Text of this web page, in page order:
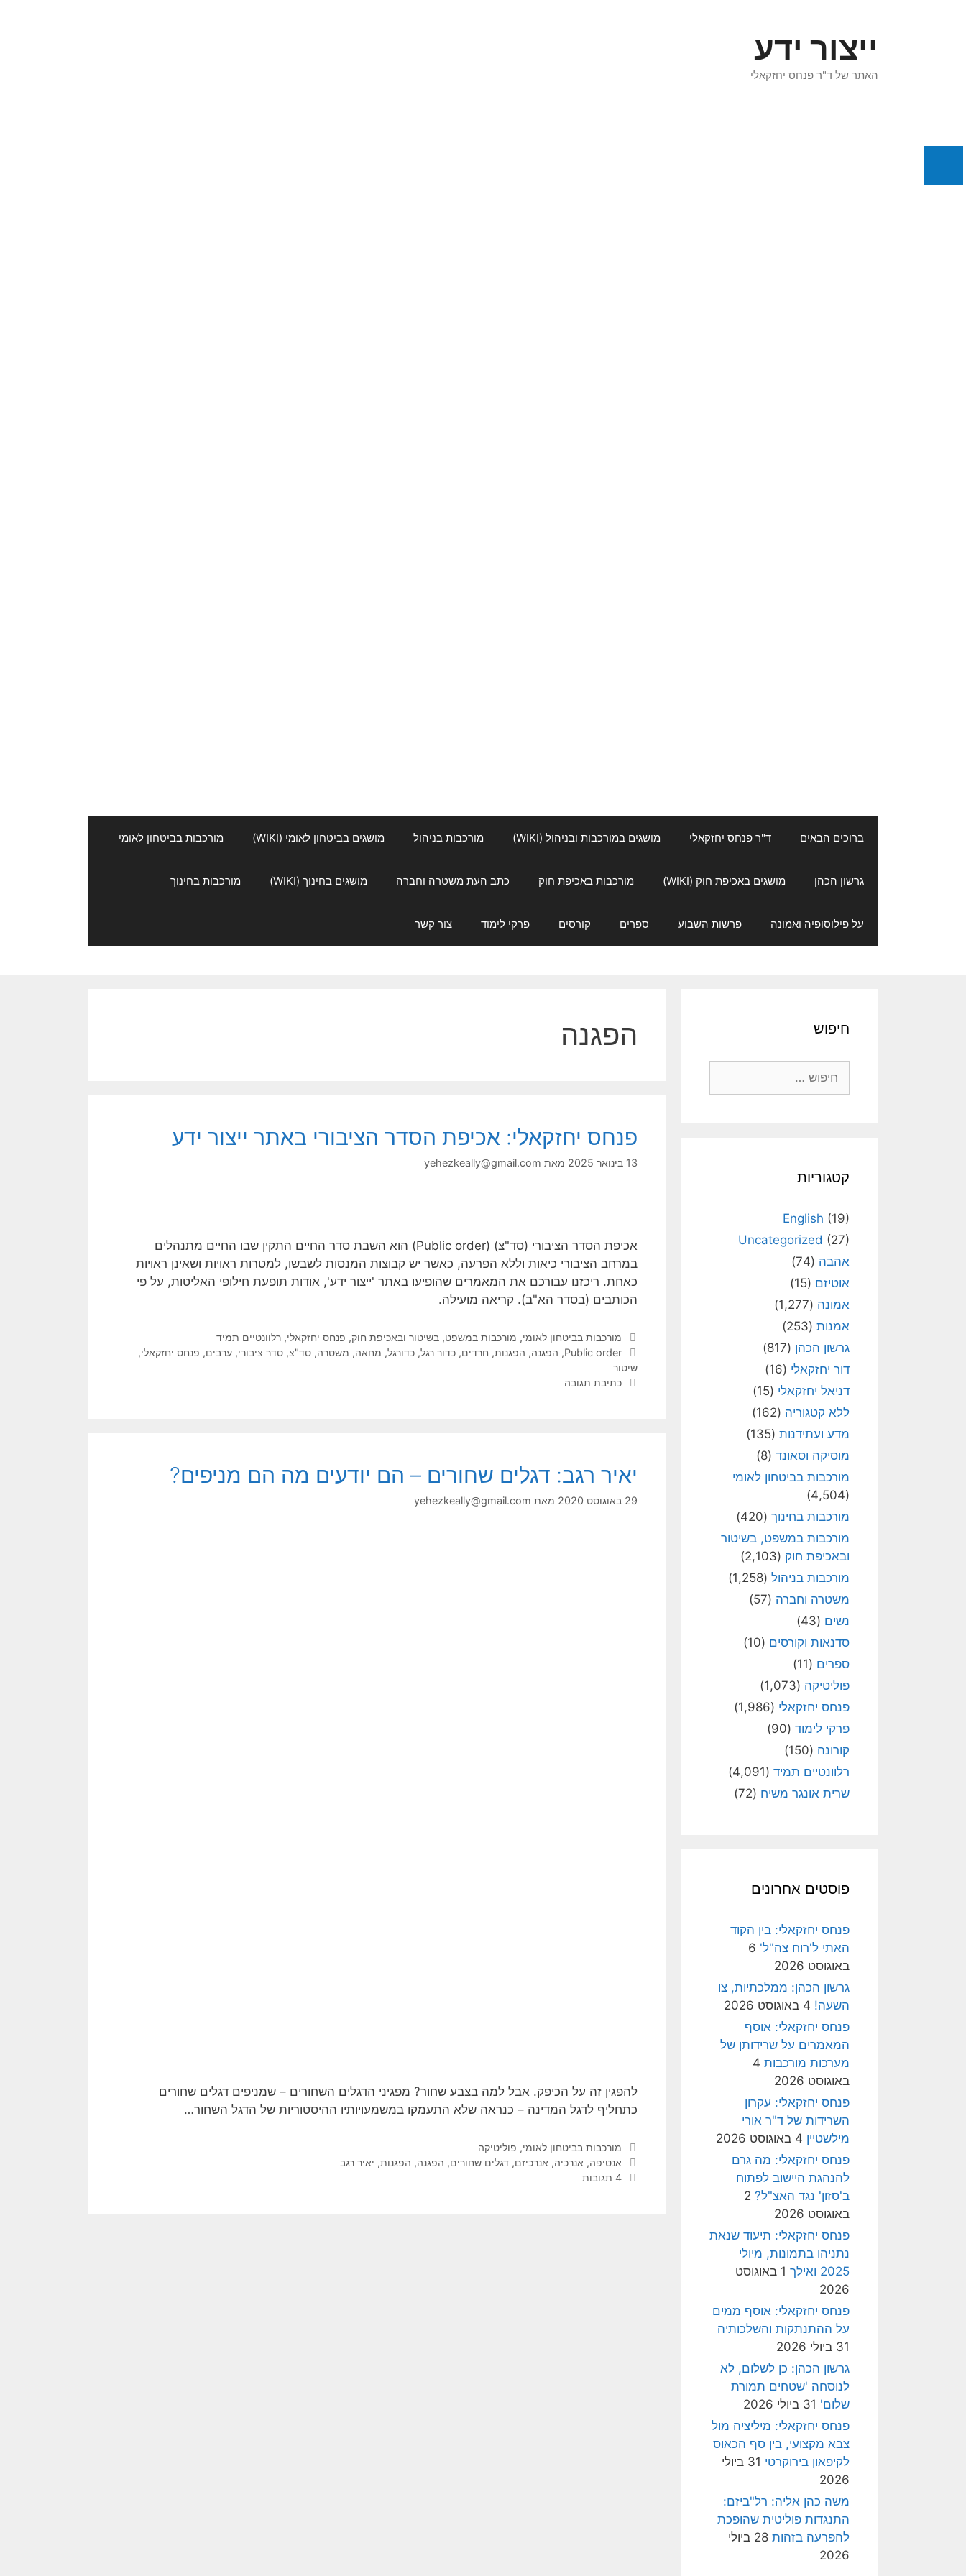
ייצור ידע
האתר של ד"ר פנחס יחזקאלי
ברוכים הבאים ד"ר פנחס יחזקאלי מושגים במורכבות ובניהול (WIKI) מורכבות בניהול מושגים בביטחון לאומי (WIKI) מורכבות בביטחון לאומי
גרשון הכהן מושגים באכיפת חוק (WIKI) מורכבות באכיפת חוק כתב העת משטרה וחברה מושגים בחינוך (WIKI) מורכבות בחינוך
על פילוסופיה ואמונה פרשות השבוע ספרים קורסים פרקי לימוד צור קשר
הפגנה
פנחס יחזקאלי: אכיפת הסדר הציבורי באתר ייצור ידע
13 בינואר 2025 מאת yehezkeally@gmail.com
אכיפת הסדר הציבורי (סד"צ) (Public order) הוא השבת סדר החיים התקין שבו החיים מתנהלים
במרחב הציבורי כיאות וללא הפרעה, כאשר יש קבוצות המנסות לשבשו, למטרות ראויות ושאינן ראויות
כאחת. ריכזנו עבורכם את המאמרים שהופיעו באתר 'ייצור ידע', אודות תופעת חילופי האליטות, על פי
הכותבים (בסדר הא"ב). קריאה מועילה.
קטגוריות
מורכבות בביטחון לאומי, מורכבות במשפט, בשיטור ובאכיפת חוק, פנחס יחזקאלי, רלוונטיים תמיד
תגיות
Public order
, הפגנה, הפגנות, חרדים, כדור רגל, כדורגל, מחאה, משטרה, סד"צ, סדר ציבורי, ערבים, פנחס יחזקאלי,
שיטור
כתיבת תגובה
יאיר רגב: דגלים שחורים – הם יודעים מה הם מניפים?
29 באוגוסט 2020 מאת yehezkeally@gmail.com
להפגין זה על הכיפק. אבל למה בצבע שחור? מפגיני הדגלים השחורים – שמניפים דגלים שחורים
כתחליף לדגל המדינה – כנראה שלא התעמקו במשמעויותיו ההיסטוריות של הדגל השחור…
קטגוריות
מורכבות בביטחון לאומי, פוליטיקה
תגיות
אנטיפה, אנרכיה, אנרכיזם, דגלים שחורים, הפגנה, הפגנות, יאיר רגב
4 תגובות
חיפוש
קטגוריות
English (19)
Uncategorized (27)
אהבה (74)
אוטיזם (15)
אמונה (1,277)
אמנות (253)
גרשון הכהן (817)
דור יחזקאלי (16)
דניאל יחזקאלי (15)
ללא קטגוריה (162)
מדע ועתידנות (135)
מוסיקה וסאונד (8)
מורכבות בביטחון לאומי
(4,504)
מורכבות בחינוך (420)
מורכבות במשפט, בשיטור
ובאכיפת חוק (2,103)
מורכבות בניהול (1,258)
משטרה וחברה (57)
נשים (43)
סדנאות וקורסים (10)
ספרים (11)
פוליטיקה (1,073)
פנחס יחזקאלי (1,986)
פרקי לימוד (90)
קורונה (150)
רלוונטיים תמיד (4,091)
שרית אונגר משיח (72)
פוסטים אחרונים
פנחס יחזקאלי: בין הקוד
האתי ל'רוח צה"ל' 6
באוגוסט 2026
גרשון הכהן: ממלכתיות, צו
השעה! 4 באוגוסט 2026
פנחס יחזקאלי: אוסף
המאמרים על שרידותן של
מערכות מורכבות 4
באוגוסט 2026
פנחס יחזקאלי: עקרון
השרידות של ד"ר אורי
מילשטיין 4 באוגוסט 2026
פנחס יחזקאלי: מה גרם
להנהגת היישוב לפתוח
ב'סזון' נגד האצ"ל? 2
באוגוסט 2026
פנחס יחזקאלי: תיעוד שנאת
נתניהו בתמונות, מיולי
2025 ואילך
1 באוגוסט
2026
פנחס יחזקאלי: אוסף ממים
על ההתנתקות והשלכותיה
31 ביולי 2026
גרשון הכהן: כן לשלום, לא
לנוסחה 'שטחים תמורת
שלום' 31 ביולי 2026
פנחס יחזקאלי: מיליציה מול
צבא מקצועי, בין סף הכאוס
לקיפאון בירוקרטי
31 ביולי
2026
משה כהן אליה: רל"ביזם:
התנגדות פוליטית שהופכת
להפרעה בזהות
28 ביולי
2026